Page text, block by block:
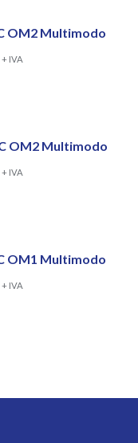
OM2 Multimodo
+ IVA
OM2 Multimodo
+ IVA
OM1 Multimodo
+ IVA